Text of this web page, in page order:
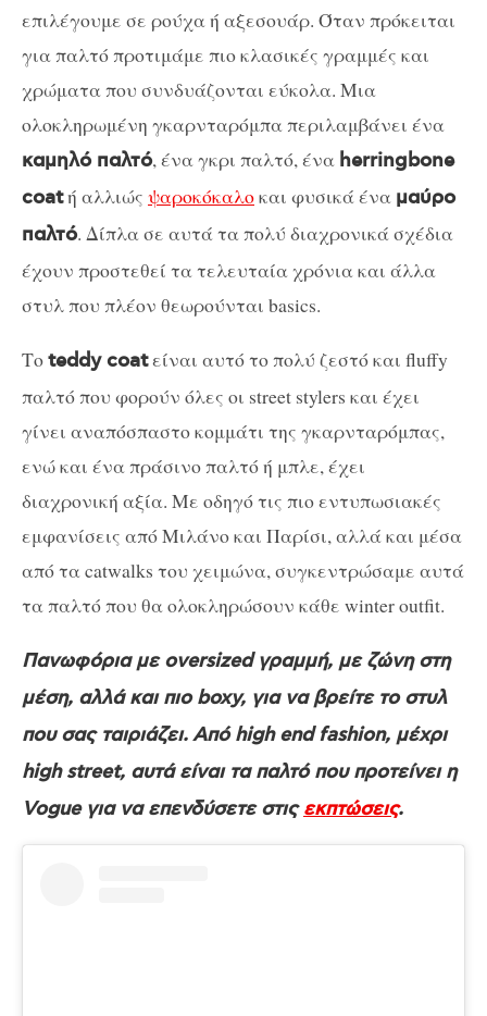
επιλέγουμε σε ρούχα ή αξεσουάρ. Όταν πρόκειται
για παλτό προτιμάμε πιο κλασικές γραμμές και
χρώματα που συνδυάζονται εύκολα. Μια
ολοκληρωμένη γκαρνταρόμπα περιλαμβάνει ένα
καμηλό παλτό, ένα γκρι παλτό, ένα herringbone
coatή αλλιώς ψαροκόκαλοκαι φυσικά ένα μαύρο
παλτό. Δίπλα σε αυτά τα πολύ διαχρονικά σχέδια
έχουν προστεθεί τα τελευταία χρόνια και άλλα
στυλ που πλέον θεωρούνται basics.
Τοteddy coatείναι αυτό το πολύ ζεστό και fluffy
παλτό που φορούν όλες οι street stylers και έχει
γίνει αναπόσπαστο κομμάτι της γκαρνταρόμπας,
ενώ και ένα πράσινο παλτό ή μπλε, έχει
διαχρονική αξία. Με οδηγό τις πιο εντυπωσιακές
εμφανίσεις από Μιλάνο και Παρίσι, αλλά και μέσα
από τα catwalks του χειμώνα, συγκεντρώσαμε αυτά
τα παλτό που θα ολοκληρώσουν κάθε winter outfit.
Πανωφόρια με oversized γραμμή, με ζώνη στη
μέση, αλλά και πιο boxy, για να βρείτε το στυλ
που σας ταιριάζει.Από high end fashion, μέχρι
high street, αυτά είναι τα παλτό που προτείνει η
Vogue για να επενδύσετε στιςεκπτώσεις.